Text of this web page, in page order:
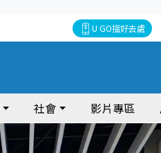
U GO搵好去處
社會 影片專區